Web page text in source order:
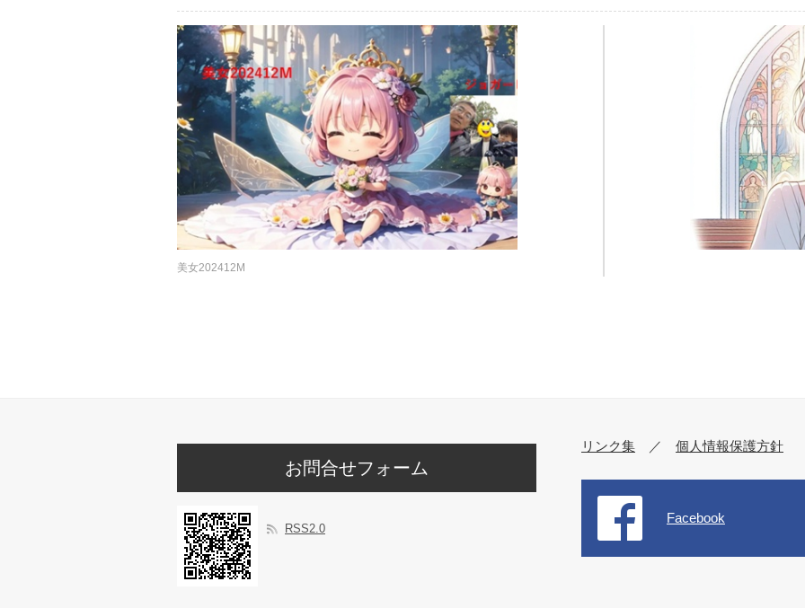
美女202412M
お問合せフォーム
RSS2.0
リンク集 ／ 個人情報保護方針
Facebook